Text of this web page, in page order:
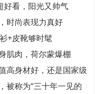
好看，阳光又帅气
时尚表现力真好
+皮靴够时髦
肌肉，荷尔蒙爆棚
高身材好，还是国家级
被称为“三十年一见的